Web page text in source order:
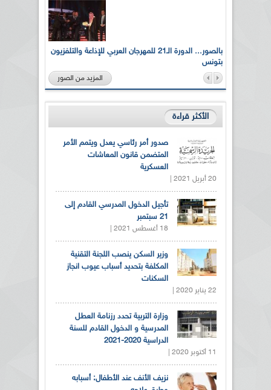
بالصور... الدورة الـ21 للمهرجان العربي للإذاعة والتلفزيون
بتونس
المزيد من الصور
الأكثر قراءة
صدور أمر رئاسي يعدل ويتمم الأمر
المتضمن قانون المعاشات
العسكرية
20 أبريل 2021 |
تأجيل الدخول المدرسي القادم إلى
21 سبتمبر
18 أغسطس 2021 |
وزير السكن ينصب اللجنة التقنية
المكلفة بتحديد أسباب عيوب انجاز
السكنات
22 يناير 2020 |
وزارة التربية تحدد رزنامة العطل
المدرسية و الدخول القادم للسنة
الدراسية 2020-2021
11 أكتوبر 2020 |
نزيف الأنف عند الأطفال: أسبابه